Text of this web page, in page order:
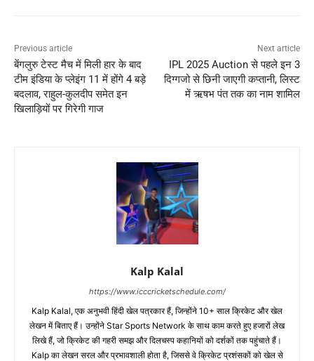
Previous article
बेंगलुरु टेस्ट मैच में मिली हार के बाद
टीम इंडिया के प्लेइंग 11 में होंगे 4 बड़े
बदलाव, राहुल-कुलदीप समेत इन
खिलाड़ियों पर गिरेगी गाज
Next article
IPL 2025 Auction से पहले इन 3
दिग्गजो से छिनी जाएगी कप्तानी, लिस्ट
में ऋषभ पंत तक का नाम शामिल
Kalp Kalal
https://www.icccricketschedule.com/
Kalp Kalal, एक अनुभवी हिंदी खेल पत्रकार हैं, जिन्होंने 10+ साल क्रिकेट और खेल
लेखन में बिताए हैं। उन्होंने Star Sports Network के साथ काम करते हुए हजारों लेख
लिखे हैं, जो क्रिकेट की गहरी समझ और दिलचस्प कहानियों को दर्शकों तक पहुंचाते हैं।
Kalp का लेखन सरल और प्रभावशाली होता है, जिससे वे क्रिकेट प्रशंसकों को खेल से